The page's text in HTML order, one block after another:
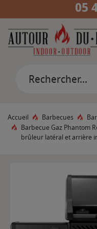
05
Accueil Barbecues
Barbecue Gaz Phantom
brûleur latéral et arrière